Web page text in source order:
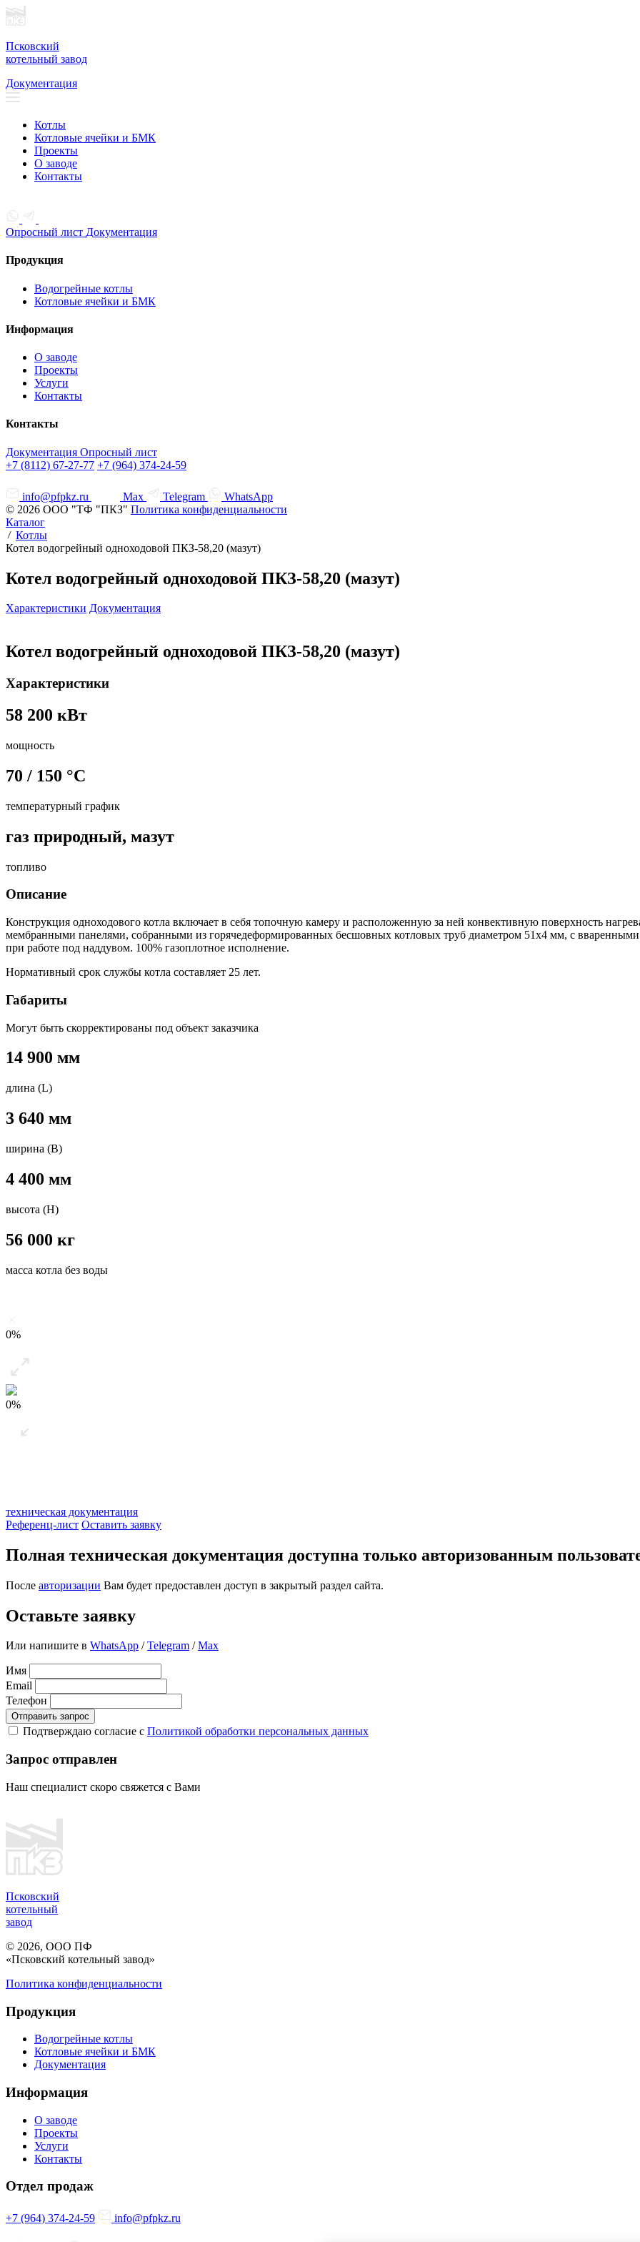
Псковский
котельный завод
Документация
Котлы
Котловые ячейки и БМК
Проекты
О заводе
Контакты
Опросный лист Документация
Продукция
Водогрейные котлы
Котловые ячейки и БМК
Информация
О заводе
Проекты
Услуги
Контакты
Контакты
Документация Опросный лист
+7 (8112) 67-27-77 +7 (964) 374-24-59
info@pfpkz.ru Max Telegram
WhatsApp
© 2026 ООО "ТФ "ПКЗ" Политика конфиденциальности
Каталог
Котлы
Котел водогрейный одноходовой ПКЗ-58,20 (мазут)
Котел водогрейный одноходовой ПКЗ-58,20 (мазут)
Характеристики Документация
Котел водогрейный одноходовой ПКЗ-58,20 (мазут)
Характеристики
58 200 кВт
мощность
70 / 150 °С
температурный график
газ природный, мазут
топливо
Описание
Конструкция одноходового котла включает в себя топочную камеру и расположенную за ней конвективную поверхность
мембранными панелями, собранными из горячедеформированных бесшовных котловых труб диаметром 51х4 мм, с
при работе под наддувом. 100% газоплотное исполнение.
Нормативный срок службы котла составляет 25 лет.
Габариты
Могут быть скорректированы под объект заказчика
14 900 мм
длина (L)
3 640 мм
ширина (B)
4 400 мм
высота (H)
56 000 кг
масса котла без воды
0%
0%
техническая документация
Референц-лист Оставить заявку
Полная техническая документация доступна только авторизованным
После авторизации Вам будет предоставлен доступ в закрытый раздел сайта.
Оставьте заявку
Или напишите в WhatsApp /Telegram /Max
Имя
Email
Телефон
Отправить запрос
Подтверждаю согласие с Политикой обработки персональных данных
Запрос отправлен
Наш специалист скоро свяжется с Вами
Псковский
котельный
завод
© 2026, ООО ПФ
«Псковский котельный завод»
Политика конфиденциальности
Продукция
Водогрейные котлы
Котловые ячейки и БМК
Документация
Информация
О заводе
Проекты
Услуги
Контакты
Отдел продаж
+7 (964) 374-24-59 info@pfpkz.ru